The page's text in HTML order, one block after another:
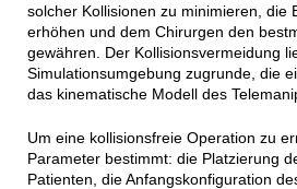
solcher Kollisionen zu minimieren, die
erhöhen und dem Chirurgen den
gewähren. Der Kollisionsvermeidung
Simulationsumgebung zugrunde, die
das kinematische Modell des
Um eine kollisionsfreie Operation zu
Parameter bestimmt: die Platzierung
Patienten, die Anfangskonfiguration